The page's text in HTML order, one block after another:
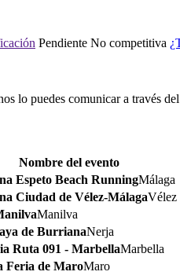
Pendiente No competitiva
lo puedes comunicar a través del
Nombre del evento
Espeto Beach RunningMálaga
Ciudad de Vélez-MálagaVélez
Manilva
de BurrianaNerja
Ruta 091 - MarbellaMarbella
Feria de MaroMaro